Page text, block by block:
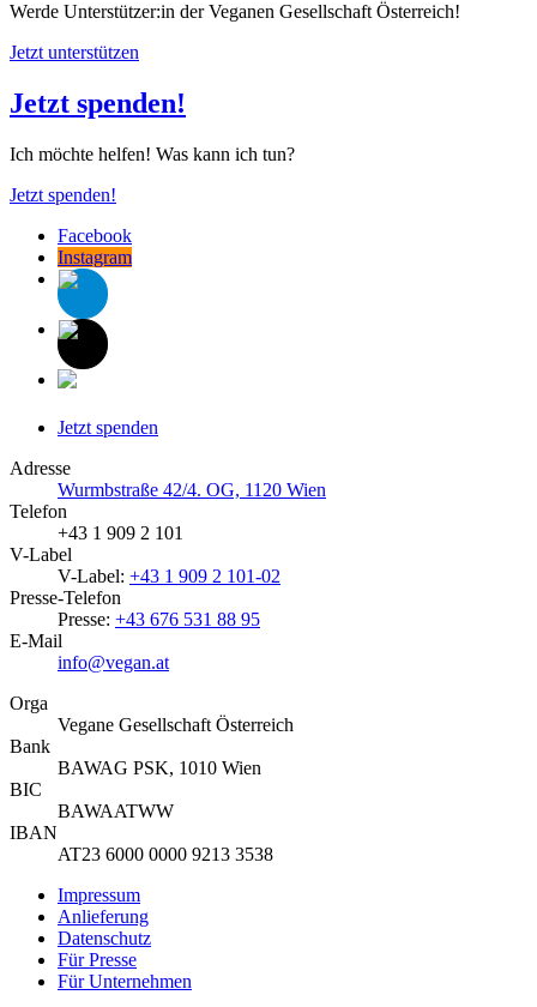
Werde Unterstützer:in der Veganen Gesellschaft Österreich!
Jetzt unterstützen
Jetzt spenden!
Ich möchte helfen! Was kann ich tun?
Jetzt spenden!
Facebook
Instagram
Jetzt spenden
Adresse
Wurmbstraße 42/4. OG, 1120 Wien
Telefon
+43 1 909 2 101
V-Label
V-Label: +43 1 909 2 101-02
Presse-Telefon
Presse: +43 676 531 88 95
E-Mail
info@vegan.at
Orga
Vegane Gesellschaft Österreich
Bank
BAWAG PSK, 1010 Wien
BIC
BAWAATWW
IBAN
AT23 6000 0000 9213 3538
Impressum
Anlieferung
Datenschutz
Für Presse
Für Unternehmen